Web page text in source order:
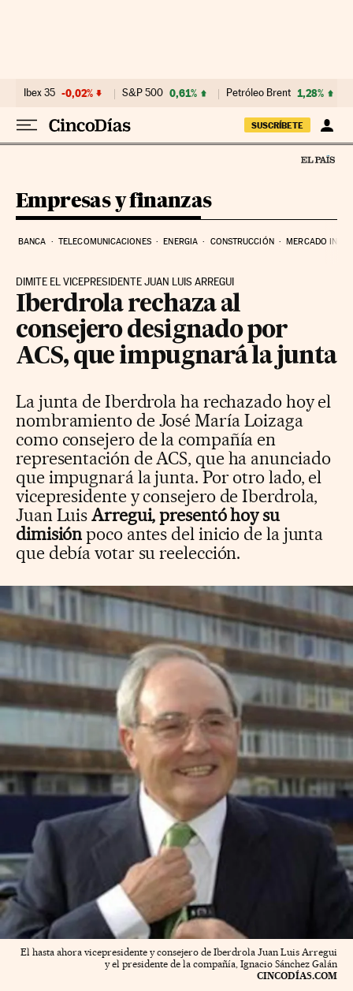
Ibex 35 -0,02% S&P 500 0,61% Petróleo Brent 1,28%
SUSCRÍBETE
Empresas y finanzas
BANCA TELECOMUNICACIONES ENERGIA CONSTRUCCIÓN MERCADO
DIMITE EL VICEPRESIDENTE JUAN LUIS ARREGUI
Iberdrola rechaza al
consejero designado por
ACS, que impugnará la junta
La junta de Iberdrola ha rechazado hoy el
nombramiento de José María Loizaga
como consejero de la compañía en
representación de ACS, que ha anunciado
que impugnará la junta. Por otro lado, el
vicepresidente y consejero de Iberdrola,
Juan LuisArregui, presentó hoy su
dimisiónpoco antes del inicio de la junta
que debía votar su reelección.
El hasta ahora vicepresidente y consejero de Iberdrola Juan Luis Arregui
y el presidente de la compañía, Ignacio Sánchez Galán
CINCODÍAS.COM